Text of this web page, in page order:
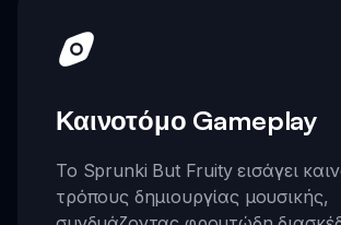
Καινοτόμο Gameplay
Το Sprunki But Fruity εισάγει
τρόπους δημιουργίας μουσικής,